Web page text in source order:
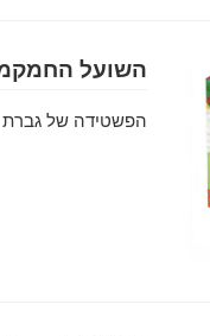
השועל
הפשטידה של